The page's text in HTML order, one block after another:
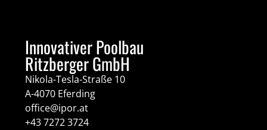
Innovativer Poolbau
Ritzberger GmbH
Nikola-Tesla-Straße 10
A-4070 Eferding
office@ipor.at
+43 7272 3724